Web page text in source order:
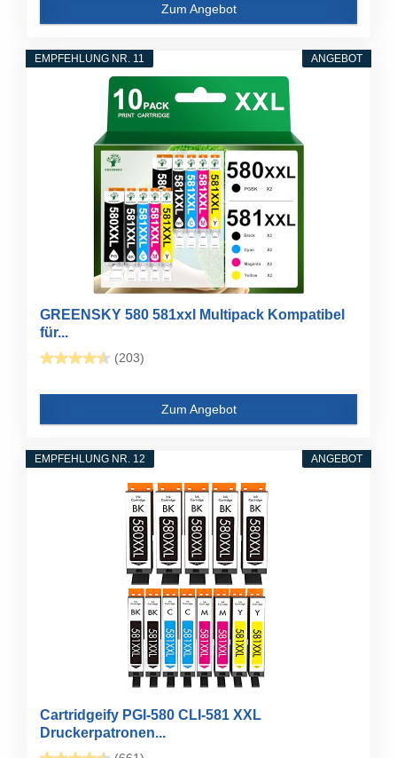
Zum Angebot
ANGEBOT
EMPFEHLUNG NR. 11
GREENSKY 580 581xxl Multipack Kompatibel
für...
(203)
Zum Angebot
ANGEBOT
EMPFEHLUNG NR. 12
Cartridgeify PGI-580 CLI-581 XXL
Druckerpatronen...